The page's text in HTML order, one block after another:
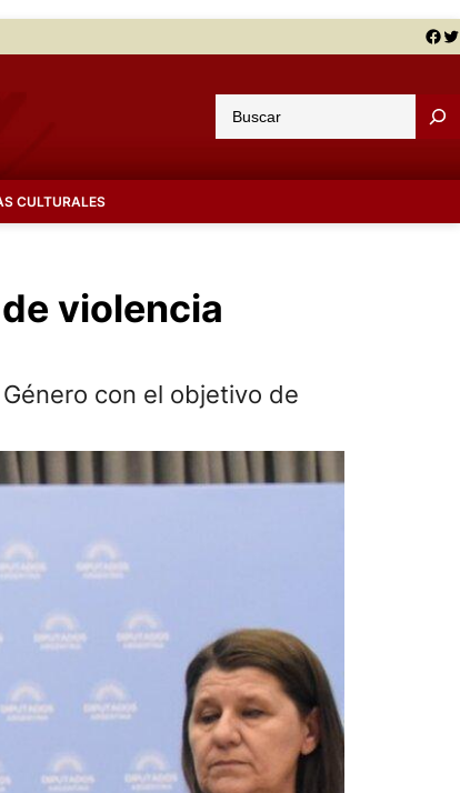
Facebook Twitter
u
a
CULTURALES
violencia
con el objetivo de